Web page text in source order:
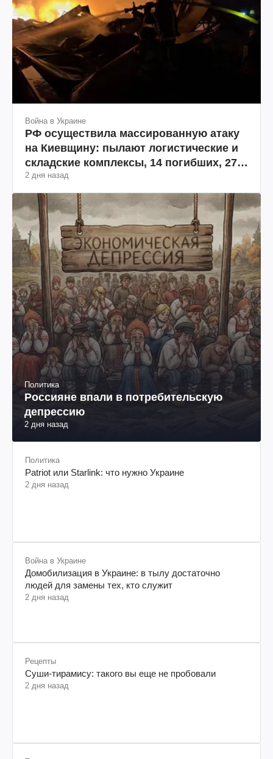
Война в Украине
РФ осуществила массированную атаку
на Киевщину: пылают логистические и
складские комплексы, 14 погибших, 27
Политика
Россияне впали в потребительскую
депрессию
Политика
Patriot или Starlink: что нужно Украине
Война в Украине
Домобилизация в Украине: в тылу достаточно
людей для замены тех, кто служит
Рецепты
Суши-тирамису: такого вы еще не пробовали